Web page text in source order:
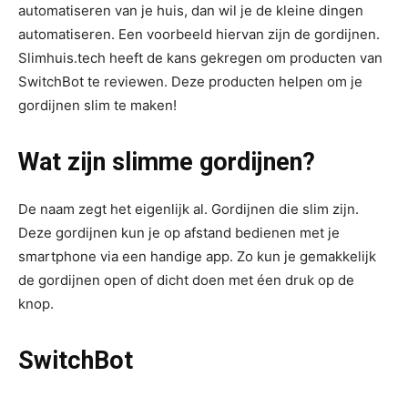
automatiseren van je huis, dan wil je de kleine dingen
automatiseren. Een voorbeeld hiervan zijn de gordijnen.
Slimhuis.tech heeft de kans gekregen om producten van
SwitchBot te reviewen. Deze producten helpen om je
gordijnen slim te maken!
Wat zijn slimme gordijnen?
De naam zegt het eigenlijk al. Gordijnen die slim zijn.
Deze gordijnen kun je op afstand bedienen met je
smartphone via een handige app. Zo kun je gemakkelijk
de gordijnen open of dicht doen met éen druk op de
knop.
SwitchBot